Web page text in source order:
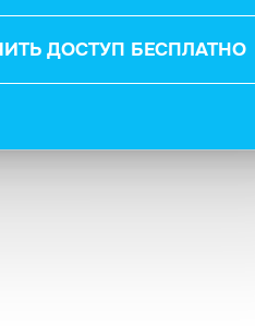
ДОСТУП БЕСПЛАТНО